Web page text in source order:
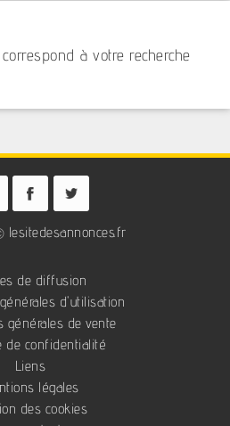
à votre recherche
lesitedesannonces.fr
de diffusion
d'utilisation
générales de vente
de confidentialité
Liens
légales
des cookies